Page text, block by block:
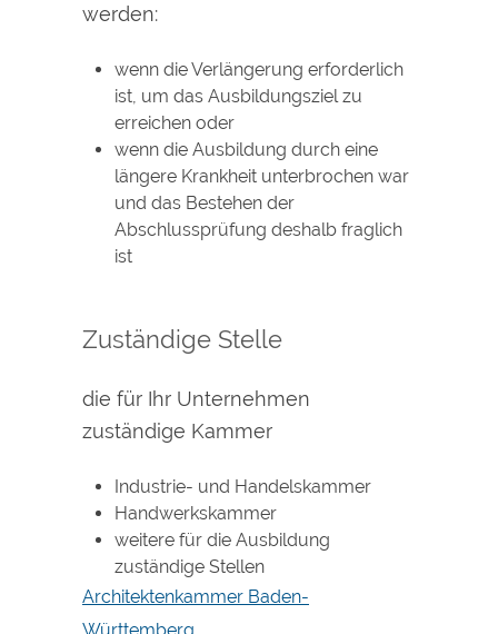
werden:
wenn die Verlängerung erforderlich
ist, um das Ausbildungsziel zu
erreichen oder
wenn die Ausbildung durch eine
längere Krankheit unterbrochen war
und das Bestehen der
Abschlussprüfung deshalb fraglich
ist
Zuständige Stelle
die für Ihr Unternehmen
zuständige Kammer
Industrie- und Handelskammer
Handwerkskammer
weitere für die Ausbildung
zuständige Stellen
Architektenkammer Baden-